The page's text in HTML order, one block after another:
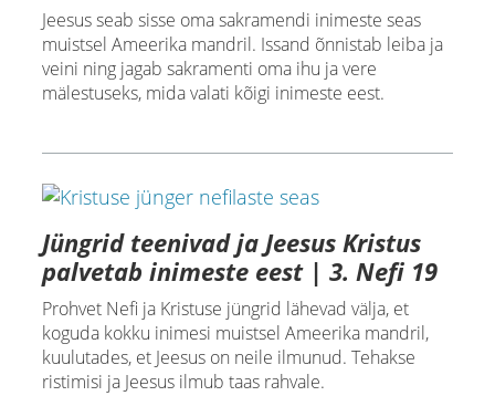
Jeesus seab sisse oma sakramendi inimeste seas
muistsel Ameerika mandril. Issand õnnistab leiba ja
veini ning jagab sakramenti oma ihu ja vere
mälestuseks, mida valati kõigi inimeste eest.
Jüngrid teenivad ja Jeesus Kristus
palvetab inimeste eest | 3. Nefi 19
Prohvet Nefi ja Kristuse jüngrid lähevad välja, et
koguda kokku inimesi muistsel Ameerika mandril,
kuulutades, et Jeesus on neile ilmunud. Tehakse
ristimisi ja Jeesus ilmub taas rahvale.